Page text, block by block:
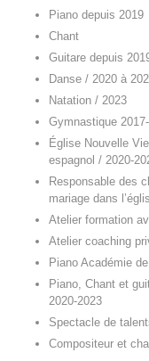
Piano depuis 2019
Chant
Guitare depuis
Danse / 2020 à
Natation / 2023
Gymnastique
Église Nouvelle
espagnol / 2020-
Responsable des
mariage dans
Atelier formation
Atelier coaching
Piano Académie
Piano, Chant et
2020-2023
Spectacle de
Compositeur et